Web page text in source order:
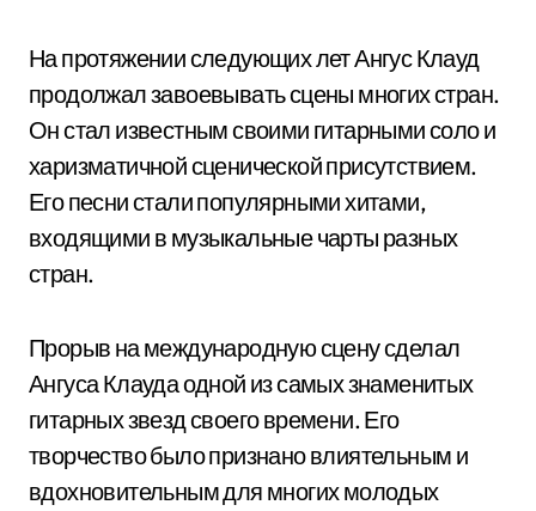
На протяжении следующих лет Ангус Клауд
продолжал завоевывать сцены многих стран.
Он стал известным своими гитарными соло и
харизматичной сценической присутствием.
Его песни стали популярными хитами,
входящими в музыкальные чарты разных
стран.
Прорыв на международную сцену сделал
Ангуса Клауда одной из самых знаменитых
гитарных звезд своего времени. Его
творчество было признано влиятельным и
вдохновительным для многих молодых